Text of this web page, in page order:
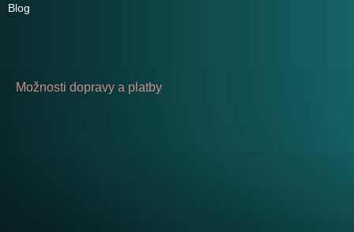
Blog
Možnosti dopravy a platby